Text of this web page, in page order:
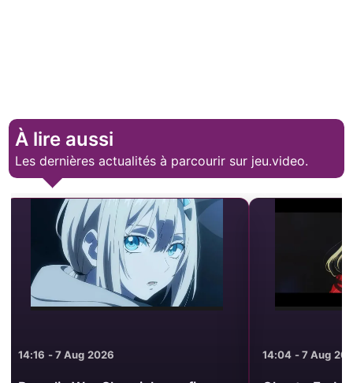
À lire aussi
Les dernières actualités à parcourir sur jeu.video.
14:04 - 7 Aug 2026 13:53 - 7 Aug